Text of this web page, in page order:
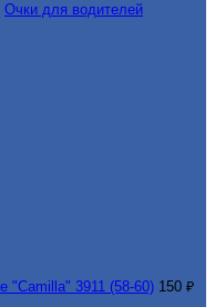
Очки для водителей
"Camilla" 3911 (58-60) 150 ₽